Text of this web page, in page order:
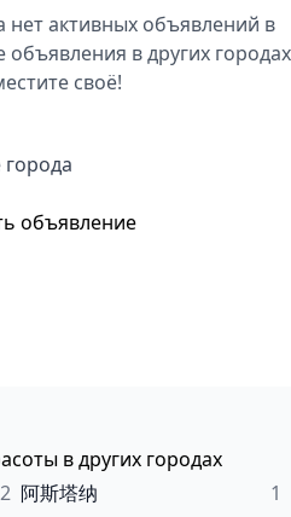
нет активных объявлений в
в других городах
своё!
города
объявление
в других городах
2 阿斯塔纳
1